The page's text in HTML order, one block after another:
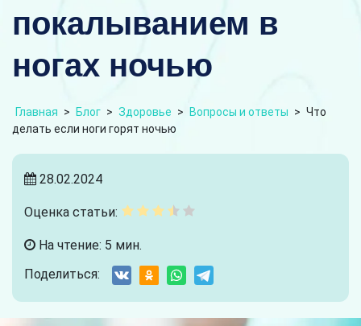
покалыванием в
ногах ночью
Главная > Блог > Здоровье > Вопросы и ответы > Что
делать если ноги горят ночью
28.02.2024
Оценка статьи:
На чтение: 5 мин.
Поделиться: